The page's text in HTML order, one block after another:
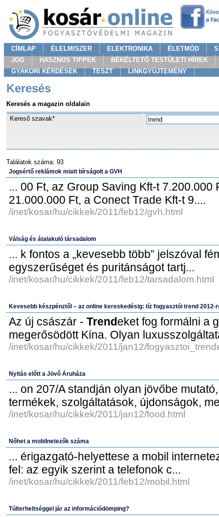
CÍMLAP ÉLELMISZER ELEKTRONIKA ÉLETMÓD
JOG
HASZNOS TIPPEK
BÉKÉLTETŐ TESTÜLETI HÍREK
GYAKORI KÉRDÉSEK
TESZT LINKGYÜJTEMÉNY
Keresés
Keresés a magazin oldalain
Kereső szavak*
Találatok száma: 93
Jogsértő reklámok miatt bírságolt a GVH
... 00 Ft, az Group Saving Kft-t 7.200.000
21.000.000 Ft, a Conect Trade Kft-t 9....
/inet/kosar/hu/cikkek/2011/feb12/gvh.html
Válság és átalakuló társadalom
... k fontos a „kevesebb több” jelszóval
egyszerűséget és puritánságot tartj...
/inet/kosar/hu/cikkek/2011/feb12/tarsadalom.html
Kevesebb készpénztől – az online kereskedésig: tíz fogyasztói trend 2012-
Az új császár - Trendeket fog formálni a
megerősödött Kína. Olyan
/inet/kosar/hu/cikkek/2011/jan12/
Nyitás előtt a Jövő Áruháza
... on 207/A standján olyan jövőbe
termékek, szolgáltatások, újdonságok,
/inet/kosar/hu/cikkek/2011/jan12/food.html
Nőhet a mobilnetezők száma
... érigazgató-helyettese a mobil
fel: az egyik szerint a telefonok c...
/inet/kosar/hu/cikkek/2011/feb12/mobil.html
Túlterheltséggel jár az információdömping?